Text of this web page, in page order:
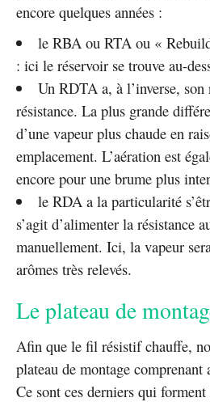
encore quelques années :
le RBA ou RTA ou «
: ici le réservoir se trouve au-
Un RDTA a, à l’inverse, son
résistance. La plus grande
d’une vapeur plus chaude en
emplacement. L’aération est
encore pour une brume plus
le RDA a la particularité
s’agit d’alimenter la résistance
manuellement. Ici, la vapeur
arômes très relevés.
Le plateau de
Afin que le fil résistif chauffe,
plateau de montage
Ce sont ces derniers qui